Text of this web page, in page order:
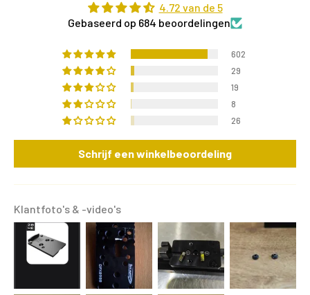
4.72 van de 5
Gebaseerd op 684 beoordelingen
602
29
19
8
26
Schrijf een winkelbeoordeling
Klantfoto's & -video's